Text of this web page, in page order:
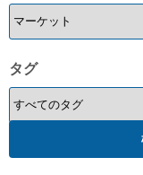
タグ